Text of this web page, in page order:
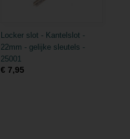
Locker slot - Kantelslot -
22mm - gelijke sleutels -
25001
€ 7,95